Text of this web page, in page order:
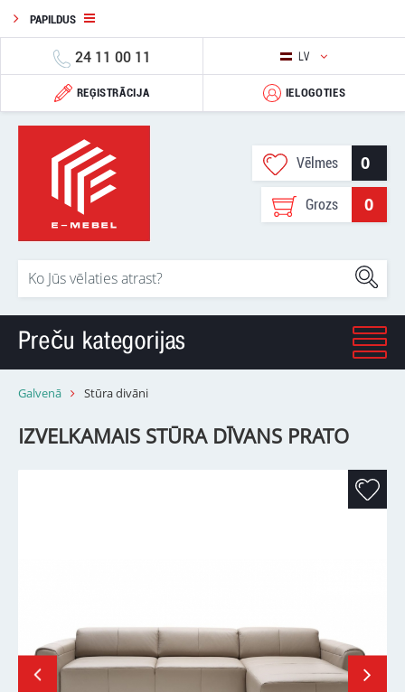
PAPILDUS
24 11 00 11 LV
REĢISTRĀCIJA IELOGOTIES
Vēlmes 0
Grozs 0
Preču kategorijas
Galvenā Stūra divāni
IZVELKAMAIS STŪRA DĪVANS PRATO